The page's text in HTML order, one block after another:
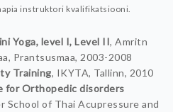
instruktori kvalifikatsiooni.
Yoga, level I, Level II, Amritn
Prantsusmaa, 2003-2008
Training, IKYTA, Tallinn, 2010
for Orthopedic disorders
School of Thai Acupressure and